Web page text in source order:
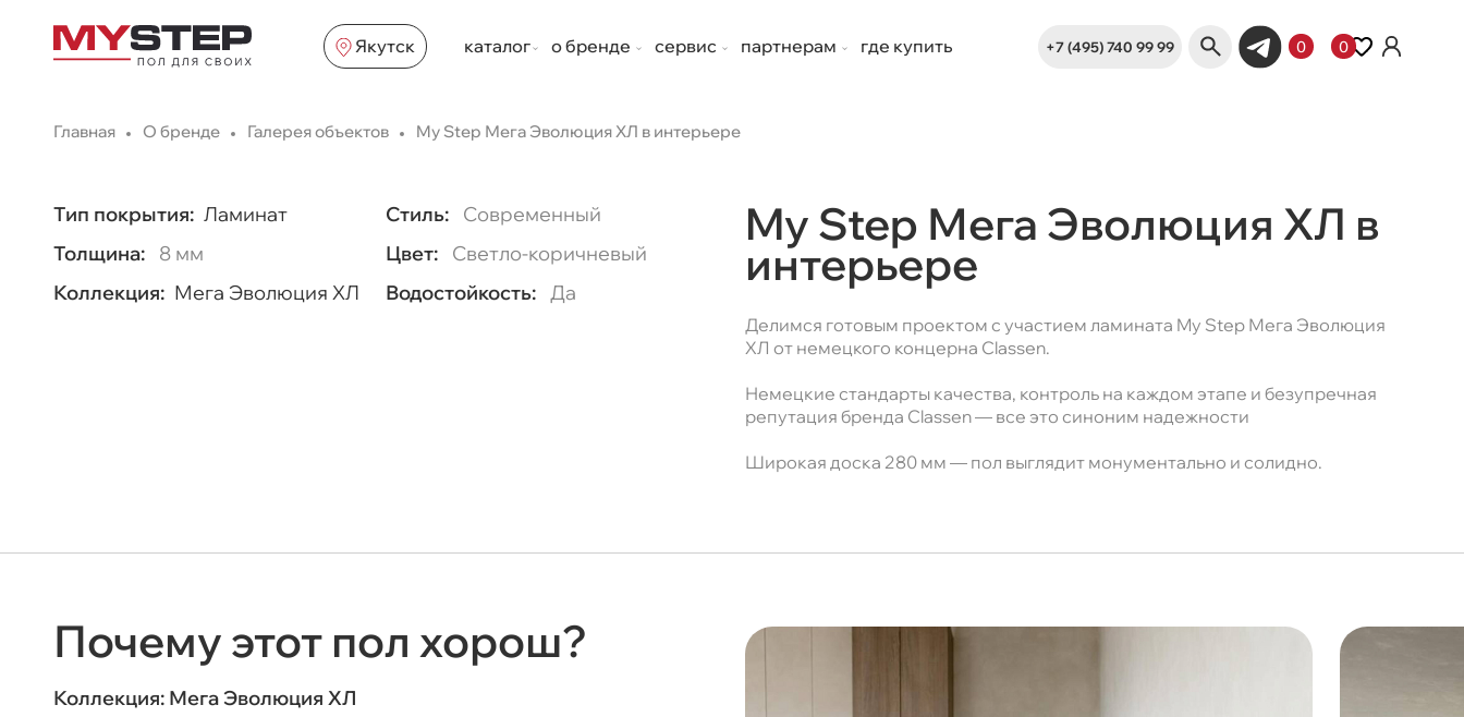
Якутск каталог о бренде сервис партнерам где купить +7 (495) 740 99 99 0 0
Главная О бренде Галерея объектов My Step Мега Эволюция ХЛ в интерьере
Тип покрытия: Ламинат Стиль:
Современный
Толщина:
8 мм Цвет:
Светло-коричневый
Коллекция: Мега Эволюция ХЛ Водостойкость: Да
My Step Мега Эволюция ХЛ в
интерьере
Делимся готовым проектом c участием ламината My Step Мега Эволюция
ХЛ от немецкого концерна Classen.
Немецкие стандарты качества, контроль на каждом этапе и безупречная
репутация бренда Classen — все это синоним надежности
Широкая доска 280 мм — пол выглядит монументально и солидно.
Почему этот пол хорош?
Коллекция: Мега Эволюция ХЛ